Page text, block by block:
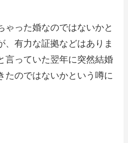
ゃった婚なのではないかと
、有力な証拠などはありま
言っていた翌年に突然結婚
たのではないかという噂に